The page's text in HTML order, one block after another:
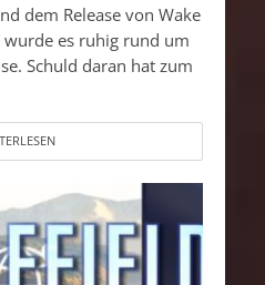
dem Release von Wake
es ruhig rund um
Schuld daran hat zum